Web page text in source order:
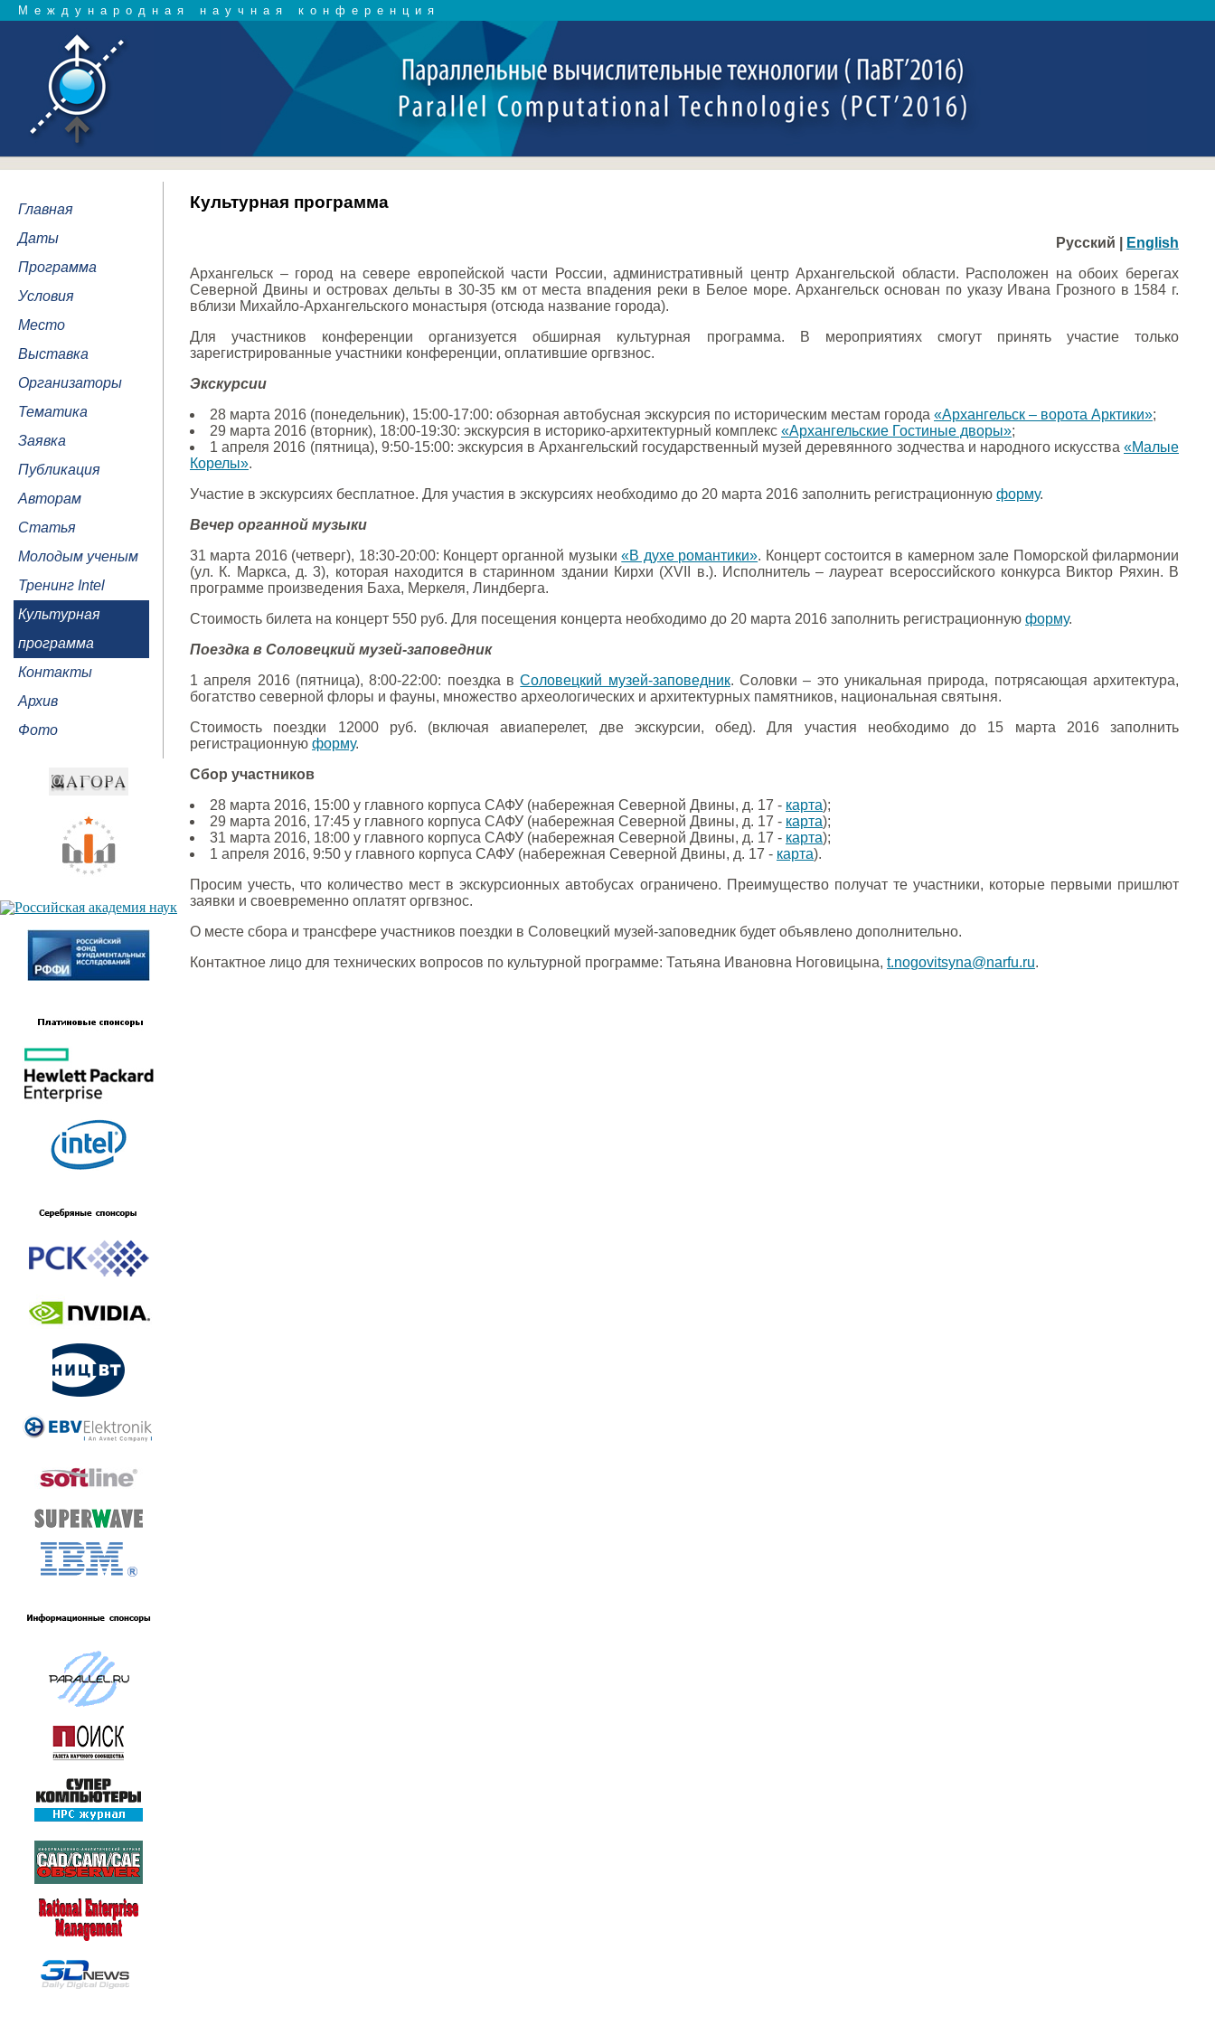
Международная научная конференция
Главная
Даты
Программа
Условия
Место
Выставка
Организаторы
Тематика
Заявка
Публикация
Авторам
Статья
Молодым ученым
Тренинг Intel
Культурная
программа
Контакты
Архив
Фото
Культурная программа
Русский |
English
Архангельск – город на севере европейской части России, административный центр Архангельской области. Расположен на обоих берегах
Северной Двины и островах дельты в 30-35 км от места впадения реки в Белое море. Архангельск основан по указу Ивана Грозного в 1584 г.
вблизи Михайло-Архангельского монастыря (отсюда название города).
Для участников конференции организуется обширная культурная программа. В мероприятиях смогут принять участие только
зарегистрированные участники конференции, оплатившие оргвзнос.
Экскурсии
28 марта 2016 (понедельник), 15:00-17:00: обзорная автобусная экскурсия по историческим местам города «Архангельск – ворота Арктики»;
29 марта 2016 (вторник), 18:00-19:30: экскурсия в историко-архитектурный комплекс «Архангельские Гостиные дворы»;
1 апреля 2016 (пятница), 9:50-15:00: экскурсия в Архангельский государственный музей деревянного зодчества и народного искусства «Малые
Корелы».
Участие в экскурсиях бесплатное. Для участия в экскурсиях необходимо до 20 марта 2016 заполнить регистрационную форму.
Вечер органной музыки
31 марта 2016 (четверг), 18:30-20:00: Концерт органной музыки«В духе романтики». Концерт состоится в камерном зале Поморской филармонии
(ул. К. Маркса, д. 3), которая находится в старинном здании Кирхи (XVII в.). Исполнитель – лауреат всероссийского конкурса Виктор Ряхин. В
программе произведения Баха, Меркеля, Линдберга.
Стоимость билета на концерт 550 руб. Для посещения концерта необходимо до 20 марта 2016 заполнить регистрационную форму.
Поездка в Соловецкий музей-заповедник
1 апреля 2016 (пятница), 8:00-22:00: поездка вСоловецкий музей-заповедник. Соловки – это уникальная природа, потрясающая архитектура,
богатство северной флоры и фауны, множество археологических и архитектурных памятников, национальная святыня.
Стоимость поездки 12000 руб. (включая авиаперелет, две экскурсии, обед). Для участия необходимо до 15 марта 2016 заполнить
регистрационную форму.
Сбор участников
28 марта 2016, 15:00 у главного корпуса САФУ (набережная Северной Двины, д. 17 - карта);
29 марта 2016, 17:45 у главного корпуса САФУ (набережная Северной Двины, д. 17 - карта);
31 марта 2016, 18:00 у главного корпуса САФУ (набережная Северной Двины, д. 17 - карта);
1 апреля 2016, 9:50 у главного корпуса САФУ (набережная Северной Двины, д. 17 - карта).
Просим учесть, что количество мест в экскурсионных автобусах ограничено. Преимущество получат те участники, которые первыми пришлют
заявки и своевременно оплатят оргвзнос.
О месте сбора и трансфере участников поездки в Соловецкий музей-заповедник будет объявлено дополнительно.
Контактное лицо для технических вопросов по культурной программе: Татьяна Ивановна Ноговицына, t.nogovitsyna@narfu.ru.